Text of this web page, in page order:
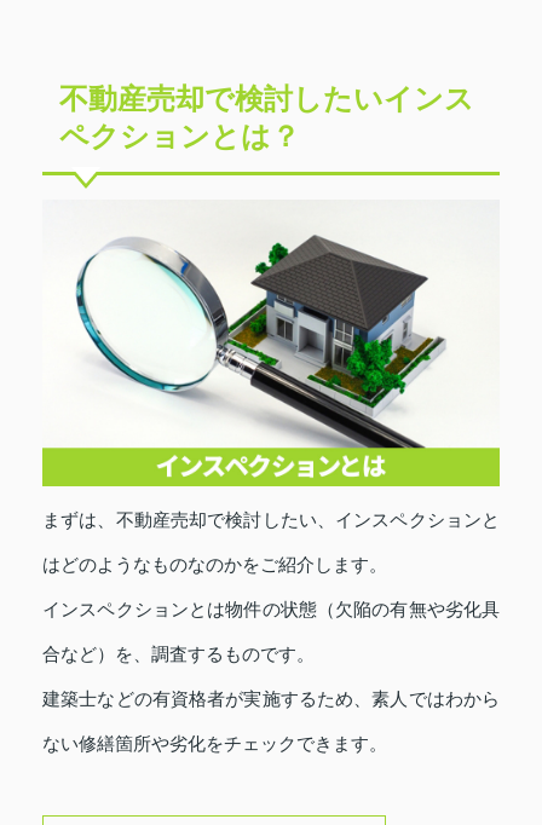
不動産売却で検討したいインス
ペクションとは？
まずは、不動産売却で検討したい、インスペクションと
はどのようなものなのかをご紹介します。
インスペクションとは物件の状態（欠陥の有無や劣化具
合など）を、調査するものです。
建築士などの有資格者が実施するため、素人ではわから
ない修繕箇所や劣化をチェックできます。